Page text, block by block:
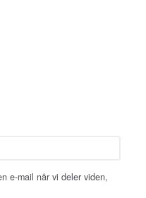
e-mail når vi deler viden,